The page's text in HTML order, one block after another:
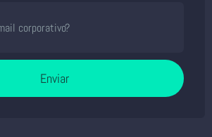
Enviar